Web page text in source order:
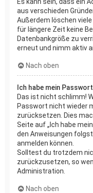
aus verschieden
Außerdem löschen
für längere Zeit keine
Datenbankgröße zu
erneut und nimm aktiv
Nach oben
Ich habe mein
Das ist nicht schlimm!
Passwort nicht wieder
zurücksetzen. Dies
Seite auf „Ich habe
den Anweisungen
anmelden können.
Solltest du trotzdem
zurückzusetzen, so
Administration.
Nach oben